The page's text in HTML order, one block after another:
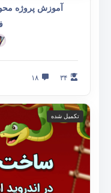
آموزش پروژه
۳۴ ۱۸
تکمیل شده